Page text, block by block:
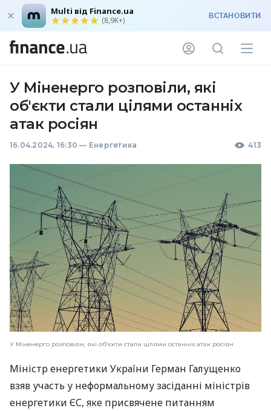
Multi від Finance.ua
(8,9K+) ВСТАНОВИТИ
У Міненерго розповіли, які
об'єкти стали цілями останніх
атак росіян
16.04.2024, 16:30 — Енергетика 413
У Міненерго розповіли, які об'єкти стали цілями останніх атак росіян
Міністр енергетики України Герман Галущенко
взяв участь у неформальному засіданні міністрів
енергетики ЄС, яке присвячене питанням